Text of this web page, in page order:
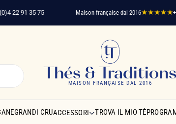
91 35 75 Maison française dal 2016★★★★★+ 2000
Thés & Traditions
MAISON FRANÇAISE DAL 2016
GRANDI CRUACCESSORI TROVA IL MIO TÈ